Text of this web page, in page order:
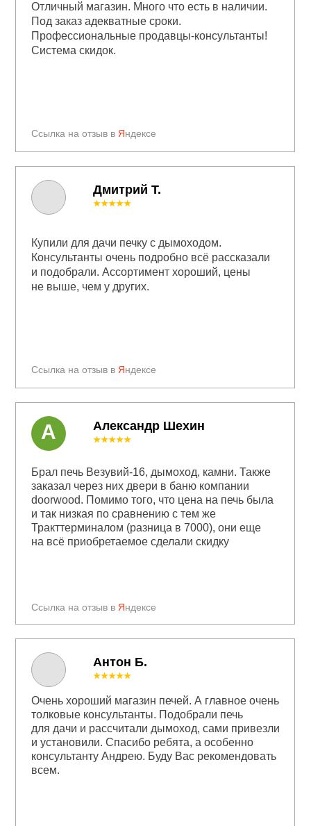
Ссылка на отзыв в Яндексе
Отличный магазин. Много что есть в наличии.
Под заказ адекватные сроки.
Профессиональные продавцы-консультанты!
Система скидок.
Антон Б.
Ссылка на отзыв в Яндексе
★★★★★
Купили для дачи печку с дымоходом.
Консультанты очень подробно всё рассказали
и подобрали. Ассортимент хороший, цены
не выше, чем у других.
Александр Шехин
Ссылка на отзыв в Яндексе
★★★★★
Брал печь Везувий-16, дымоход, камни. Также
заказал через них двери в баню компании
doorwood. Помимо того, что цена на печь была
и так низкая по сравнению с тем же
Тракттерминалом (разница в 7000), они еще
на всё приобретаемое сделали скидку
А
Дмитрий Т.
★★★★★
Очень хороший магазин печей. А главное очень
толковые консультанты. Подобрали печь
для дачи и рассчитали дымоход, сами привезли
и установили. Спасибо ребята, а особенно
консультанту Андрею. Буду Вас рекомендовать
всем.